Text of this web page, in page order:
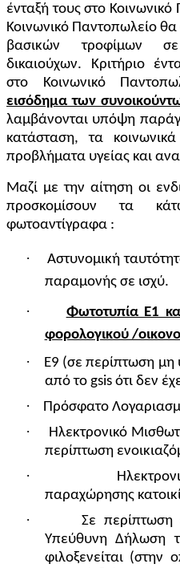
ένταξή τους στο
Κοινωνικό Παντοπωλείο
βασικών τροφίμων
δικαιούχων. Κριτήριο
στο Κοινωνικό
εισόδημα των
λαμβάνονται υπόψη
κατάσταση, τα
προβλήματα υγείας και
Μαζί με την αίτηση οι
προσκομίσουν τα
φωτοαντίγραφα :
·
Αστυνομική
παραμονής σε ισχύ.
·
Φωτοτυπία Ε1
φορολογικού /
·
Ε9 (σε περίπτωση
από το gsis ότι δεν
· Πρόσφατο
· Ηλεκτρονικό
περίπτωση
·
παραχώρησης
·
Σε περίπτωση
Υπεύθυνη Δήλωση
φιλοξενείται (στην